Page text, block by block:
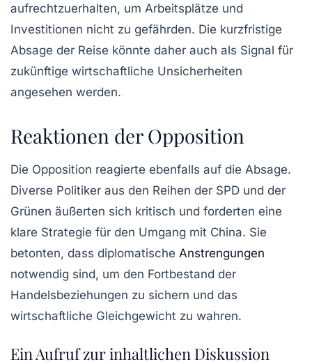
aufrechtzuerhalten, um Arbeitsplätze und
Investitionen nicht zu gefährden. Die kurzfristige
Absage der Reise könnte daher auch als Signal für
zukünftige wirtschaftliche Unsicherheiten
angesehen werden.
Reaktionen der Opposition
Die Opposition reagierte ebenfalls auf die Absage.
Diverse Politiker aus den Reihen der SPD und der
Grünen äußerten sich kritisch und forderten eine
klare Strategie für den Umgang mit China. Sie
betonten, dass diplomatische Anstrengungen
notwendig sind, um den Fortbestand der
Handelsbeziehungen zu sichern und das
wirtschaftliche Gleichgewicht zu wahren.
Ein Aufruf zur inhaltlichen Diskussion